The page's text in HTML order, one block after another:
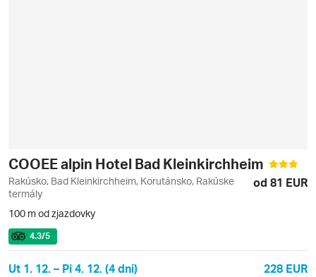
COOEE alpin Hotel Bad Kleinkirchheim
Rakúsko, Bad Kleinkirchheim, Korutánsko, Rakúske
termály
od 81 EUR
100 m od zjazdovky
4.3/5
Ut 1. 12. – Pi 4. 12. (4 dni) 228 EUR